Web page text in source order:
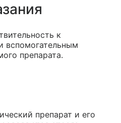
к
вспомогательным
препарата.
препарат и его